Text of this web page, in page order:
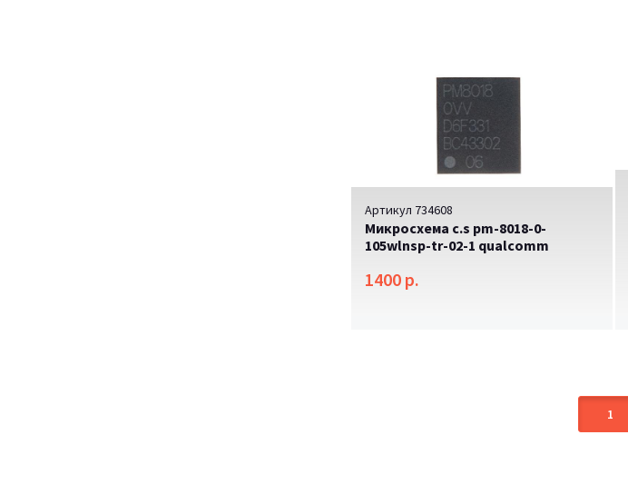
Артикул 734608
Микросхема c.s pm-8018-0-
105wlnsp-tr-02-1 qualcomm
1400 р.
1